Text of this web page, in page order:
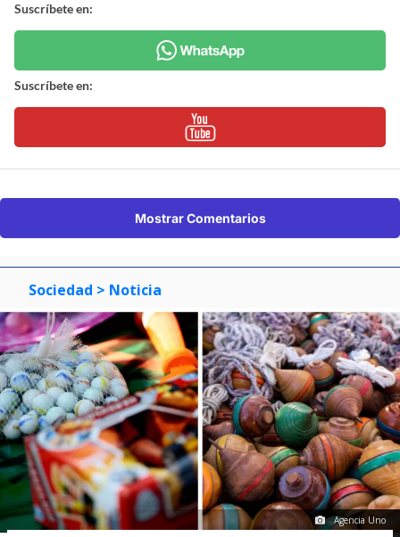
Suscríbete en:
Suscríbete en:
Mostrar Comentarios
Sociedad > Noticia
Agencia Uno